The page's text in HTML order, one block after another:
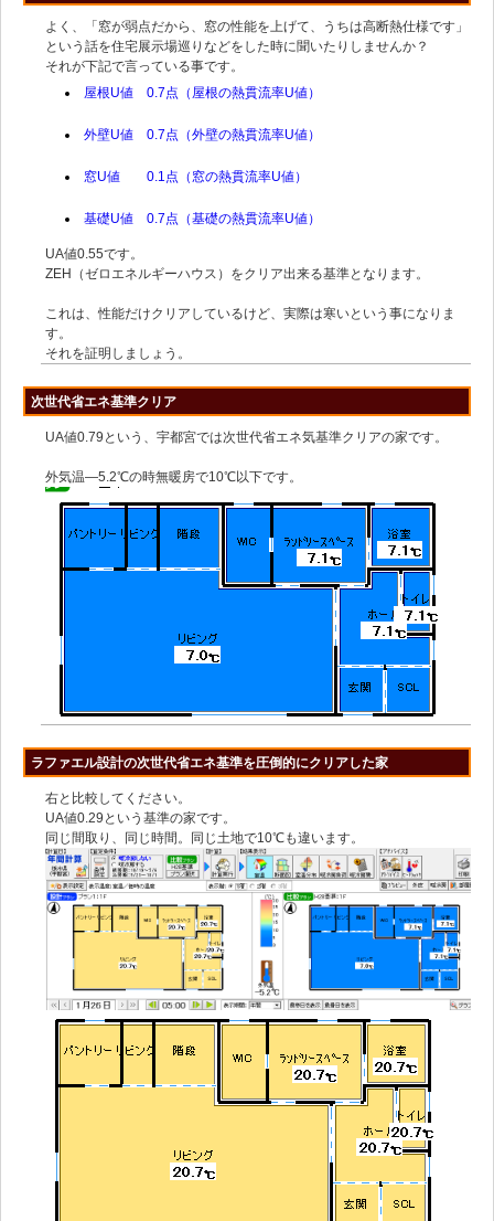
よく、「窓が弱点だから、窓の性能を上げて、うちは高断熱仕様です」
という話を住宅展示場巡りなどをした時に聞いたりしませんか？
それが下記で言っている事です。
屋根U値 0.7点（屋根の熱貫流率U値）
外壁U値 0.7点（外壁の熱貫流率U値）
窓U値 0.1点（窓の熱貫流率U値）
基礎U値 0.7点（基礎の熱貫流率U値）
UA値0.55です。
ZEH（ゼロエネルギーハウス）をクリア出来る基準となります。
これは、性能だけクリアしているけど、実際は寒いという事になりま
す。
それを証明しましょう。
次世代省エネ基準クリア
UA値0.79という、宇都宮では次世代省エネ気基準クリアの家です。
外気温―5.2℃の時無暖房で10℃以下です。
ラファエル設計の次世代省エネ基準を圧倒的にクリアした家
右と比較してください。
UA値0.29という基準の家です。
同じ間取り、同じ時間。同じ土地で10℃も違います。